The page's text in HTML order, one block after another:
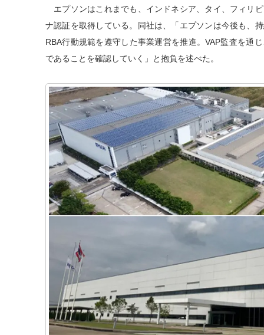
エプソンはこれまでも、インドネシア、タイ、フィリ
ナ認証を取得している。同社は、「エプソンは今後も、
RBA行動規範を遵守した事業運営を推進。VAP監査を通
であることを確認していく」と抱負を述べた。